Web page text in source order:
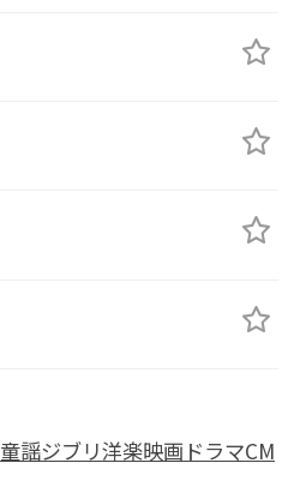
童謡ジブリ洋楽映画ドラマCM